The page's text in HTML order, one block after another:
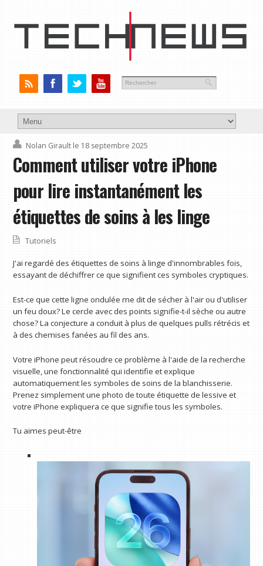
Nolan Girault le 18 septembre 2025
Comment utiliser votre iPhone
pour lire instantanément les
étiquettes de soins à les linge
Tutoriels
J'ai regardé des étiquettes de soins à linge d'innombrables fois,
essayant de déchiffrer ce que signifient ces symboles cryptiques.
Est-ce que cette ligne ondulée me dit de sécher à l'air ou d'utiliser
un feu doux? Le cercle avec des points signifie-t-il sèche ou autre
chose? La conjecture a conduit à plus de quelques pulls rétrécis et
à des chemises fanées au fil des ans.
Votre iPhone peut résoudre ce problème à l'aide de la recherche
visuelle, une fonctionnalité qui identifie et explique
automatiquement les symboles de soins de la blanchisserie.
Prenez simplement une photo de toute étiquette de lessive et
votre iPhone expliquera ce que signifie tous les symboles.
Tu aimes peut-être